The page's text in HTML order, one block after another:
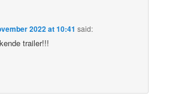
2022 at 10:41 said:
trailer!!!